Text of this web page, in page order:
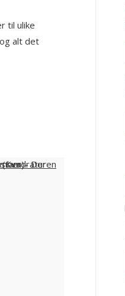
til ulike
alt det